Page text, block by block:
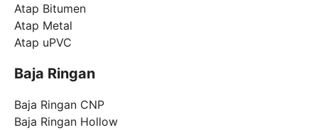
Atap Bitumen
Atap Metal
Atap uPVC
Baja Ringan
Baja Ringan CNP
Baja Ringan Hollow